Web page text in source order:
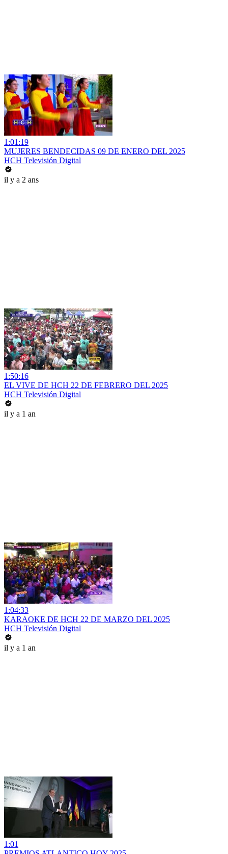
1:01:19
MUJERES BENDECIDAS 09 DE ENERO DEL 2025
HCH Televisión Digital
il y a 2 ans
1:50:16
EL VIVE DE HCH 22 DE FEBRERO DEL 2025
HCH Televisión Digital
il y a 1 an
1:04:33
KARAOKE DE HCH 22 DE MARZO DEL 2025
HCH Televisión Digital
il y a 1 an
1:01